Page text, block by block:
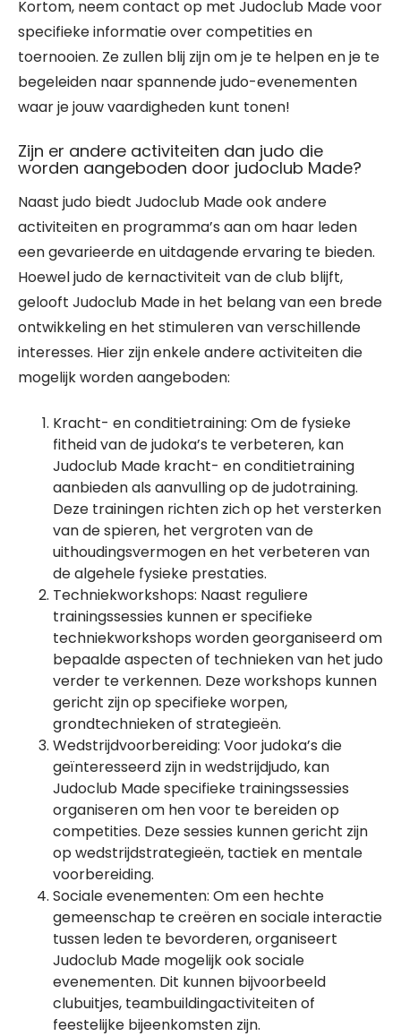
Kortom, neem contact op met Judoclub Made voor
specifieke informatie over competities en
toernooien. Ze zullen blij zijn om je te helpen en je te
begeleiden naar spannende judo-evenementen
waar je jouw vaardigheden kunt tonen!
Zijn er andere activiteiten dan judo die
worden aangeboden door judoclub Made?
Naast judo biedt Judoclub Made ook andere
activiteiten en programma’s aan om haar leden
een gevarieerde en uitdagende ervaring te bieden.
Hoewel judo de kernactiviteit van de club blijft,
gelooft Judoclub Made in het belang van een brede
ontwikkeling en het stimuleren van verschillende
interesses. Hier zijn enkele andere activiteiten die
mogelijk worden aangeboden:
Kracht- en conditietraining: Om de fysieke
fitheid van de judoka’s te verbeteren, kan
Judoclub Made kracht- en conditietraining
aanbieden als aanvulling op de judotraining.
Deze trainingen richten zich op het versterken
van de spieren, het vergroten van de
uithoudingsvermogen en het verbeteren van
de algehele fysieke prestaties.
Techniekworkshops: Naast reguliere
trainingssessies kunnen er specifieke
techniekworkshops worden georganiseerd om
bepaalde aspecten of technieken van het judo
verder te verkennen. Deze workshops kunnen
gericht zijn op specifieke worpen,
grondtechnieken of strategieën.
Wedstrijdvoorbereiding: Voor judoka’s die
geïnteresseerd zijn in wedstrijdjudo, kan
Judoclub Made specifieke trainingssessies
organiseren om hen voor te bereiden op
competities. Deze sessies kunnen gericht zijn
op wedstrijdstrategieën, tactiek en mentale
voorbereiding.
Sociale evenementen: Om een hechte
gemeenschap te creëren en sociale interactie
tussen leden te bevorderen, organiseert
Judoclub Made mogelijk ook sociale
evenementen. Dit kunnen bijvoorbeeld
clubuitjes, teambuildingactiviteiten of
feestelijke bijeenkomsten zijn.